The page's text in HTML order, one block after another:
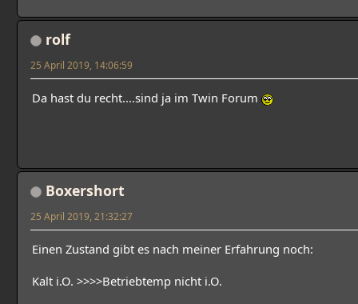
rolf
25 April 2019, 14:06:59
Da hast du recht....sind ja im Twin Forum
Boxershort
25 April 2019, 21:32:27
Einen Zustand gibt es nach meiner Erfahrung noch:
Kalt i.O. >>>>Betriebtemp nicht i.O.